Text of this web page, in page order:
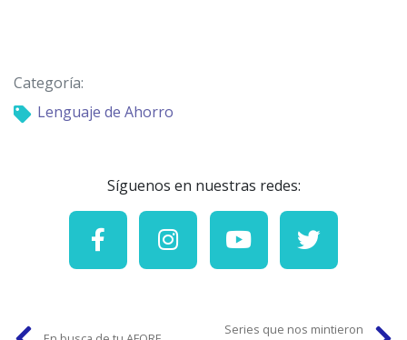
Categoría:
Lenguaje de Ahorro
Síguenos en nuestras redes:
Series que nos mintieron